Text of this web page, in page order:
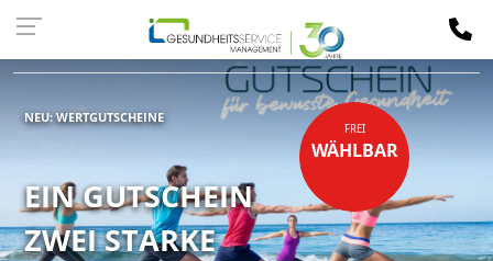
Kassen-
NEU: WERTGUTSCHEINE
EIN GUTSCHEIN
ZWEI STARKE
FREI
WÄHLBAR